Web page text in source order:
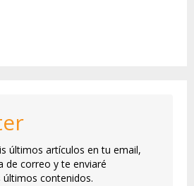
últimos artículos en tu email,
de correo y te enviaré
contenidos.